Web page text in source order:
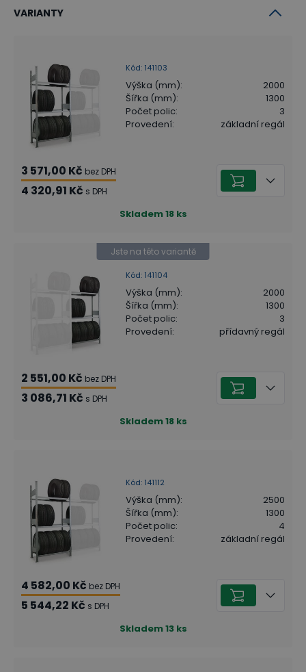
VARIANTY
Kód: 141103
Výška (mm):
2000
Šířka (mm):
1300
Počet polic:
3
Provedení: základní regál
3 571,00 Kč bez DPH
4 320,91 Kč s DPH
Skladem18 ks
Kód: 141104
Jste na této variantě
Výška (mm):
2000
Šířka (mm):
1300
Počet polic:
3
Provedení: přídavný regál
2 551,00 Kč bez DPH
3 086,71 Kč s DPH
Skladem18 ks
Kód: 141112
Výška (mm):
2500
Šířka (mm):
1300
Počet polic:
4
Provedení: základní regál
4 582,00 Kč bez DPH
5 544,22 Kč s DPH
Skladem13 ks